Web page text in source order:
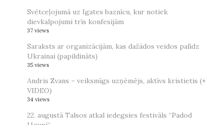
Svētceļojumā uz Igates baznīcu, kur notiek
dievkalpojumi trīs konfesijām
37 views
Saraksts ar organizācijām, kas dažādos veidos palīdz
Ukrainai (papildināts)
35 views
Andris Zvans – veiksmīgs uzņēmējs, aktīvs kristietis (+
VIDEO)
34 views
22. augustā Talsos atkal iedegsies festivāls “Padod